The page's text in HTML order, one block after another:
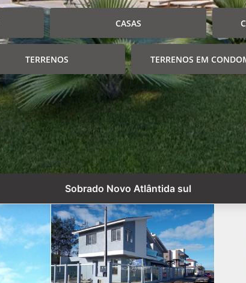
CASAS
TERRENOS TERRENOS EM
Sobrado Novo Atlântida sul